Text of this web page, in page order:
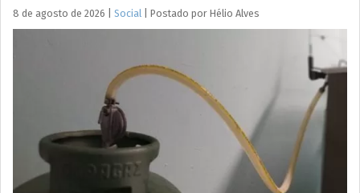
8 de agosto de 2026 Social Postado por Hélio Alves